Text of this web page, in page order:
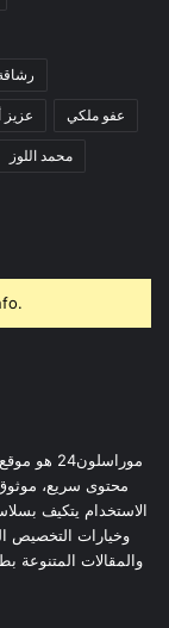
عفو ملكي
محمد اللوز
محتوى سريع،
الاستخدام يتكيف
وخيارات التخصيص
والمقالات المتنوعة